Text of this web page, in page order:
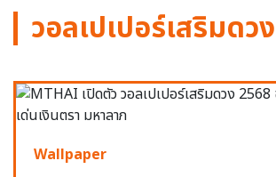
วอลเปเปอร์เสริมดวง
Wallpaper